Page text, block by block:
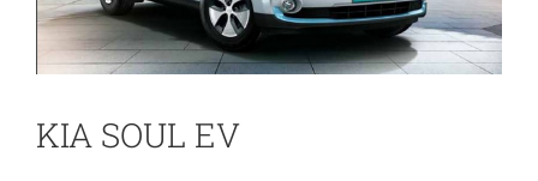
KIA SOUL EV